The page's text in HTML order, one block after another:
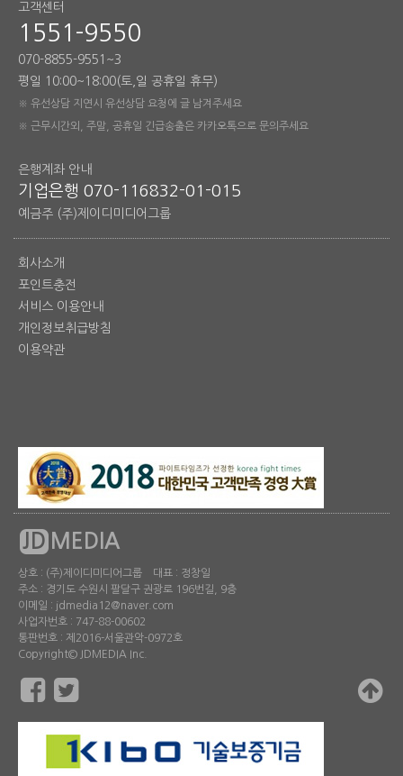
고객센터
1551-9550
070-8855-9551~3
평일 10:00~18:00(토,일 공휴일 휴무)
※ 유선상담 지연시 유선상담 요청에 글 남겨주세요
※ 근무시간외, 주말, 공휴일 긴급송출은 카카오톡으로 문의주세요
은행계좌 안내
기업은행 070-116832-01-015
예금주 (주)제이디미디어그룹
회사소개
포인트충전
서비스 이용안내
개인정보취급방침
이용약관
JD MEDIA
상호 : (주)제이디미디어그룹 대표 : 정창일
주소 : 경기도 수원시 팔달구 권광로 196번길, 9층
이메일 : jdmedia12@naver.com
사업자번호 : 747-88-00602
통판번호 : 제2016-서울관악-0972호
Copyright© JDMEDIA Inc.